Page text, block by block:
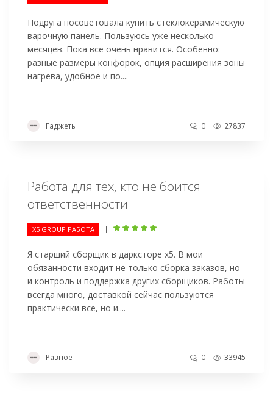
Подруга посоветовала купить стеклокерамическую
варочную панель. Пользуюсь уже несколько
месяцев. Пока все очень нравится. Особенно:
разные размеры конфорок, опция расширения зоны
нагрева, удобное и по....
Гаджеты 0 27837
Работа для тех, кто не боится
ответственности
Х5 GROUP РАБОТА |
Я старший сборщик в дарксторе х5. В мои
обязанности входит не только сборка заказов, но
и контроль и поддержка других сборщиков. Работы
всегда много, доставкой сейчас пользуются
практически все, но и....
Разное 0 33945